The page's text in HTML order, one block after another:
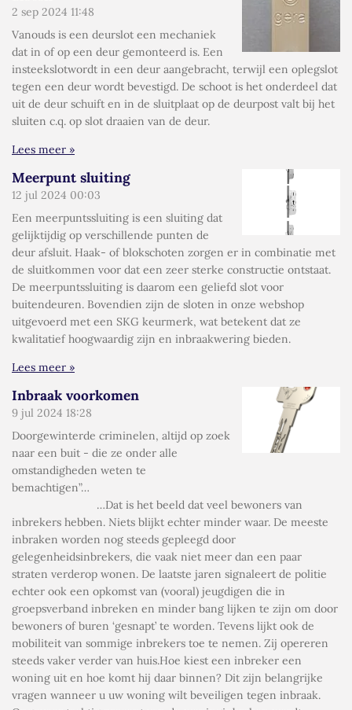
2 sep 2024 11:48
Vanouds is een deurslot een mechaniek
dat in of op een deur gemonteerd is. Een
insteekslotwordt in een deur aangebracht, terwijl een oplegslot
tegen een deur wordt bevestigd. De schoot is het onderdeel dat
uit de deur schuift en in de sluitplaat op de deurpost valt bij het
sluiten c.q. op slot draaien van de deur.
Lees meer »
Meerpunt sluiting
12 jul 2024 00:03
Een meerpuntssluiting is een sluiting dat
gelijktijdig op verschillende punten de
deur afsluit. Haak- of blokschoten zorgen er in combinatie met
de sluitkommen voor dat een zeer sterke constructie ontstaat.
De meerpuntssluiting is daarom een geliefd slot voor
buitendeuren. Bovendien zijn de sloten in onze webshop
uitgevoerd met een SKG keurmerk, wat betekent dat ze
kwalitatief hoogwaardig zijn en inbraakwering bieden.
Lees meer »
Inbraak voorkomen
9 jul 2024 18:28
Doorgewinterde criminelen, altijd op zoek
naar een buit - die ze onder alle
omstandigheden weten te
bemachtigen”…
…Dat is het beeld dat veel bewoners van
inbrekers hebben. Niets blijkt echter minder waar. De meeste
inbraken worden nog steeds gepleegd door
gelegenheidsinbrekers, die vaak niet meer dan een paar
straten verderop wonen. De laatste jaren signaleert de politie
echter ook een opkomst van (vooral) jeugdigen die in
groepsverband inbreken en minder bang lijken te zijn om door
bewoners of buren ‘gesnapt’ te worden. Tevens lijkt ook de
mobiliteit van sommige inbrekers toe te nemen. Zij opereren
steeds vaker verder van huis.Hoe kiest een inbreker een
woning uit en hoe komt hij daar binnen? Dit zijn belangrijke
vragen wanneer u uw woning wilt beveiligen tegen inbraak.